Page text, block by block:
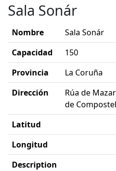
Sala Sonár
Nombre
Sala Sonár
Capacidad
150
Provincia
La Coruña
Dirección
Rúa de
de
Latitud
Longitud
Description